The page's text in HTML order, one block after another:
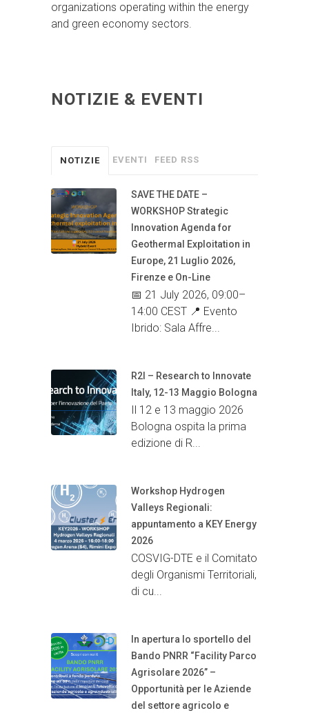
organizations operating within the energy
and green economy sectors.
NOTIZIE & EVENTI
NOTIZIE EVENTI FEED RSS
SAVE THE DATE –
WORKSHOP Strategic
Innovation Agenda for
Geothermal Exploitation in
Europe, 21 Luglio 2026,
Firenze e On-Line
📅 21 July 2026, 09:00–
14:00 CEST 📍 Evento
Ibrido: Sala Affre...
R2I – Research to Innovate
Italy, 12-13 Maggio Bologna
Il 12 e 13 maggio 2026
Bologna ospita la prima
edizione di R...
Workshop Hydrogen
Valleys Regionali:
appuntamento a KEY Energy
2026
COSVIG-DTE e il Comitato
degli Organismi Territoriali,
di cu...
In apertura lo sportello del
Bando PNRR “Facility Parco
Agrisolare 2026” –
Opportunità per le Aziende
del settore agricolo e